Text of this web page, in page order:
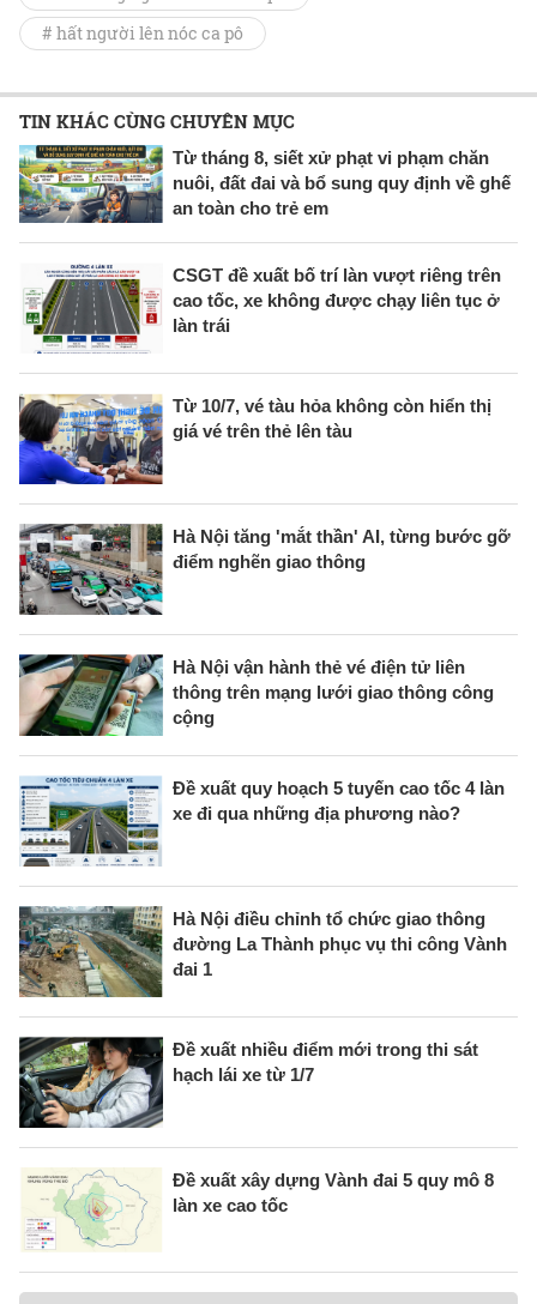
# hất người lên nóc ca pô
TIN KHÁC CÙNG CHUYÊN MỤC
Từ tháng 8, siết xử phạt vi phạm chăn
nuôi, đất đai và bổ sung quy định về ghế
an toàn cho trẻ em
CSGT đề xuất bố trí làn vượt riêng trên
cao tốc, xe không được chạy liên tục ở
làn trái
Từ 10/7, vé tàu hỏa không còn hiển thị
giá vé trên thẻ lên tàu
Hà Nội tăng 'mắt thần' AI, từng bước gỡ
điểm nghẽn giao thông
Hà Nội vận hành thẻ vé điện tử liên
thông trên mạng lưới giao thông công
cộng
Đề xuất quy hoạch 5 tuyến cao tốc 4 làn
xe đi qua những địa phương nào?
Hà Nội điều chỉnh tổ chức giao thông
đường La Thành phục vụ thi công Vành
đai 1
Đề xuất nhiều điểm mới trong thi sát
hạch lái xe từ 1/7
Đề xuất xây dựng Vành đai 5 quy mô 8
làn xe cao tốc